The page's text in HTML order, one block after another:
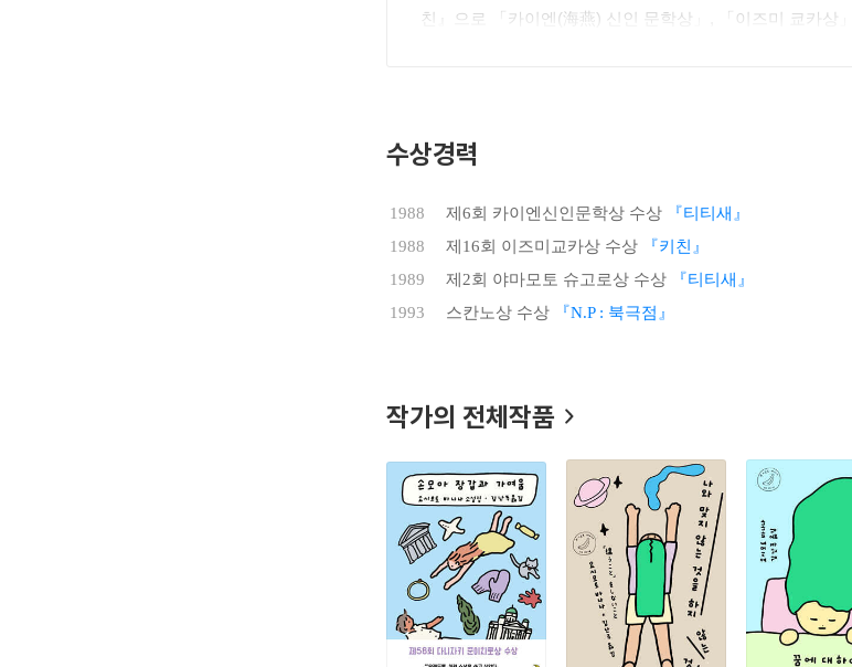
친』으로 「카이엔(海燕) 신인 문학상」, 「이즈미 쿄카상
발표작마다 상을 받아 화제가 되었다. 요시모토 바나나는
는 「바나나 현상」 이란 유행어를 낳았을 정도로 폭발적
넘는 어마어마한 판매부수를 기록했으며, 미국, 독일, 프랑
세계 18개국에서 번역되어 바나나에게 세계적인 명성을
엘에서 출간되었다. 국제적인 감각을 지향하고자 '바나나'
살아왔고 살아간다는 시대적, 문화적 동질감을 가지고 있
효과적인 장치로 사용되고 있다. 거꾸로 바나나의 소설『
요시모토 바나나의 『키친』은 상처 입은 사람들의 이야
처를 극복하고 성장해 가는 과정을 다루고 있다. 『키친』
데, 「키친」과 「만월」은 마치 한 편의 소설처럼 하나의
「달빛 그림자」는 신비롭고 몽환적인 분위기 속에서 죽
수상경력
1988 제6회 카이엔신인문학상 수상
『티티새』
1988
제16회 이즈미교카상 수상
『키친』
1989
제2회 야마모토 슈고로상 수상
『티티새』
1993
스칸노상 수상 『N.P : 북극점』
작가의 전체작품